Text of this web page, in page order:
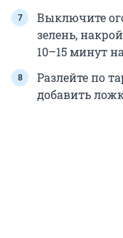
Выключите
зелень,
10–15 минут
Разлейте по
добавить